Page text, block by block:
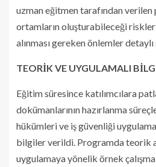
uzman eğitmen tarafından verilen
ortamların oluşturabileceği
alınması gereken önlemler detaylı
TEORİK VE UYGULAMALI
Eğitim süresince katılımcılara
dokümanlarının hazırlanma
hükümleri ve iş güvenliği
bilgiler verildi. Programda teorik
uygulamaya yönelik örnek